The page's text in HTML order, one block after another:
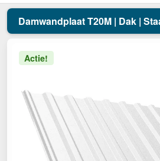
Damwandplaat T20M | Dak |
Actie!